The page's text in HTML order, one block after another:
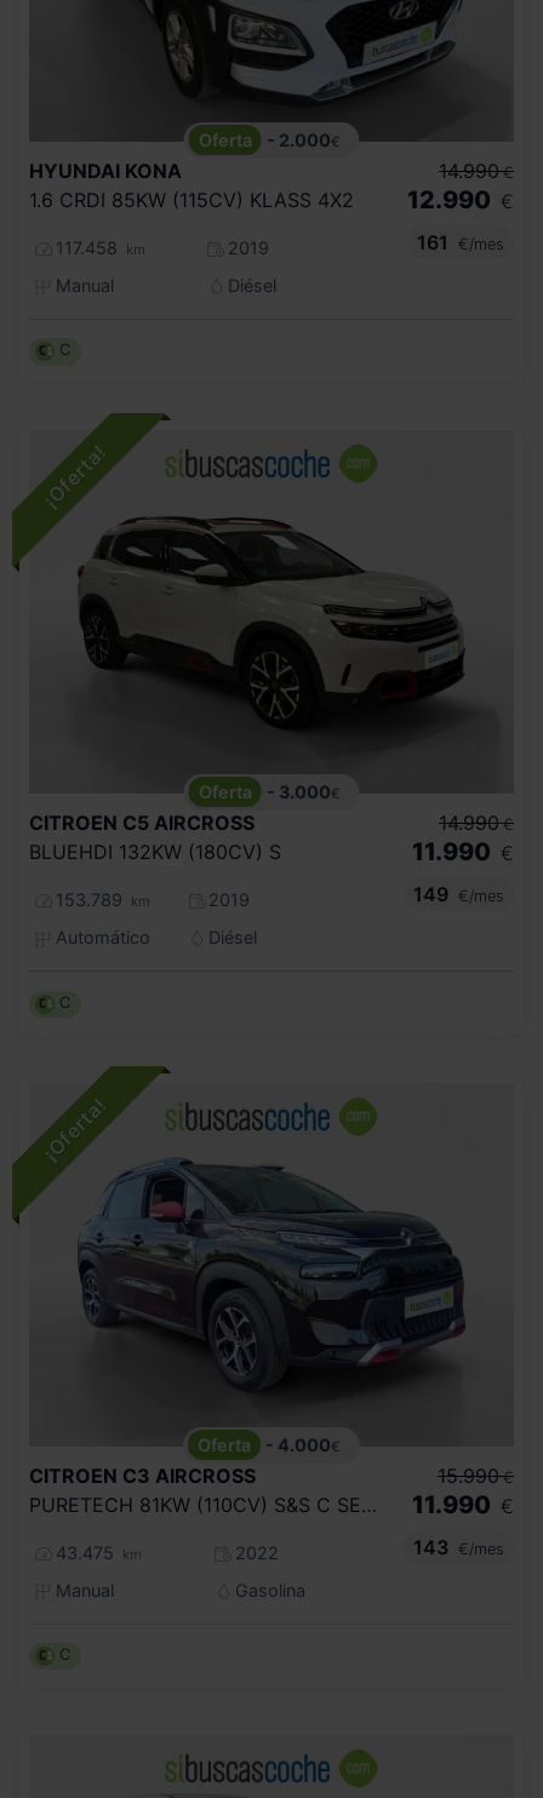
- 2.000€
HYUNDAI KONA
1.6 CRDI 85KW (115CV) KLASS 4X2
117.458 km
2019
Manual
Diésel
14.990 €
12.990 €
161
€/mes
C
- 3.000€
CITROEN C5 AIRCROSS
BLUEHDI 132KW (180CV) S
153.789 km
2019
Automático
Diésel
14.990 €
11.990 €
149
€/mes
C
- 4.000€
CITROEN C3 AIRCROSS
PURETECH 81KW (110CV) S&S C SERIES
43.475 km
2022
Manual
Gasolina
15.990 €
11.990 €
143
€/mes
C